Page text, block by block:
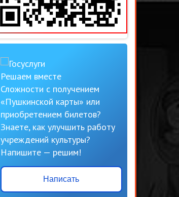
Решаем вместе
Сложности с получением
«Пушкинской карты» или
приобретением билетов?
Знаете, как улучшить работу
учреждений культуры?
Напишите — решим!
Написать